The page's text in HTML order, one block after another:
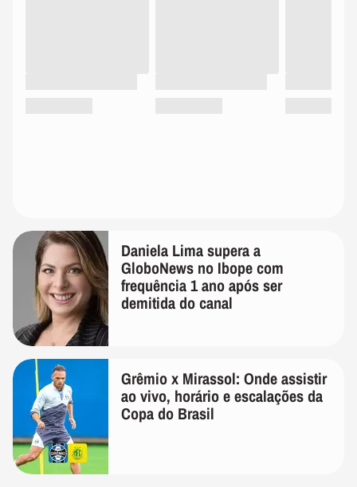
Daniela Lima supera a
GloboNews no Ibope com
frequência 1 ano após ser
demitida do canal
Grêmio x Mirassol: Onde assistir
ao vivo, horário e escalações da
Copa do Brasil